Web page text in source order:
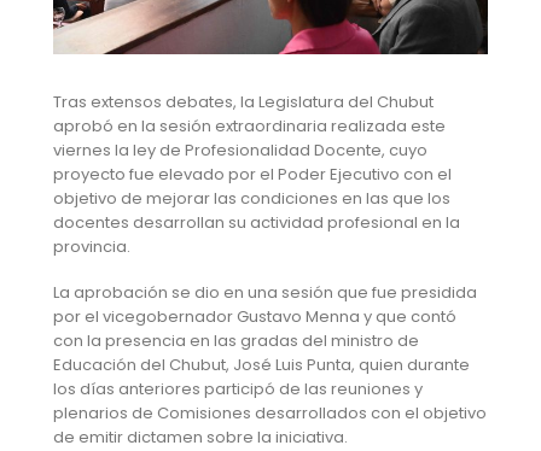
Tras extensos debates, la Legislatura del Chubut
aprobó en la sesión extraordinaria realizada este
viernes la ley de Profesionalidad Docente, cuyo
proyecto fue elevado por el Poder Ejecutivo con el
objetivo de mejorar las condiciones en las que los
docentes desarrollan su actividad profesional en la
provincia.
La aprobación se dio en una sesión que fue presidida
por el vicegobernador Gustavo Menna y que contó
con la presencia en las gradas del ministro de
Educación del Chubut, José Luis Punta, quien durante
los días anteriores participó de las reuniones y
plenarios de Comisiones desarrollados con el objetivo
de emitir dictamen sobre la iniciativa.